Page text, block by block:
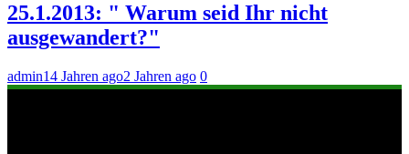
25.1.2013: " Warum seid Ihr nicht
ausgewandert?"
admin14 Jahren ago2 Jahren ago 0